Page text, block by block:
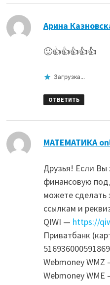
Арина
🙂👍👍👍👍👍
Загрузка...
ОТВЕТИТЬ
МАТЕМАТИКА
Друзья! Если Вы
финансовую
можете
ссылкам и
QIWI — https://
Приватбанк
Webmoney WMZ
Webmoney WME